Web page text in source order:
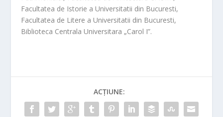
Facultatea de Istorie a Universitatii din Bucuresti,
Facultatea de Litere a Universitatii din Bucuresti,
Biblioteca Centrala Universitara „Carol I”.
ACȚIUNE: